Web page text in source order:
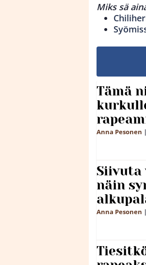
Miks sä
Tämä
Anna Pesonen |
Siivuta
näin
Anna Pesonen |